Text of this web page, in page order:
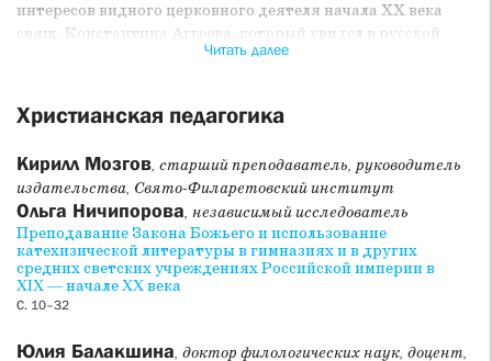
интересов видного церковного деятеля начала ХХ века
свящ. Константина Аггеева, который увидел в русской
литературе важнейший фактор религиозного воспитания
Закона Божьего в гимназиях и духовных училищах. В
статье Е. Г. Парфеновой исследуются педагогические
проанализированы устроение и деятельность школ
Леснинского Свято-Богородицкого монастыря и
преемственной им Ольгинской общины сестер
просвещения Красностокского монастыря. В статье
Н. В. Ликвинцевой исследуется вклад Ивана Аркадьевича
Лаговского (1889–1941) в христианскую педагогику
русского зарубежья, представлены религиозно-
помогают лучше понять его теорию и практику
Читать далее
Христианская педагогика
Кирилл Мозгов, старший преподаватель, руководитель
издательства, Свято-Филаретовский институт
Ольга Ничипорова, независимый исследователь
Преподавание Закона Божьего и использование
катехизической литературы в гимназиях и в других
средних светских учреждениях Российской империи в
XIX — начале XX века
С. 10–32
Юлия Балакшина, доктор филологических наук, доцент,